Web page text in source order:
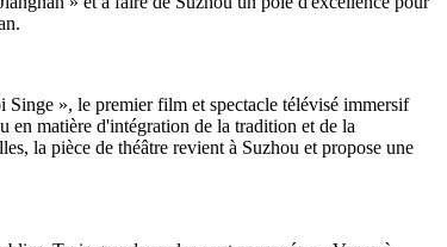
», le premier film et spectacle télévisé immersif
en matière d'intégration de la tradition et de la
la pièce de théâtre revient à Suzhou et propose une